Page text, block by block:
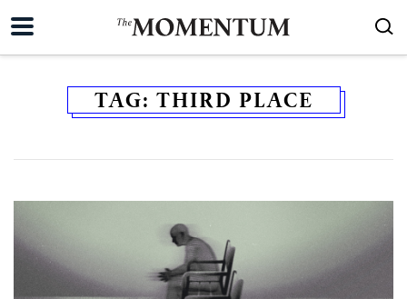
TAG: THIRD PLACE